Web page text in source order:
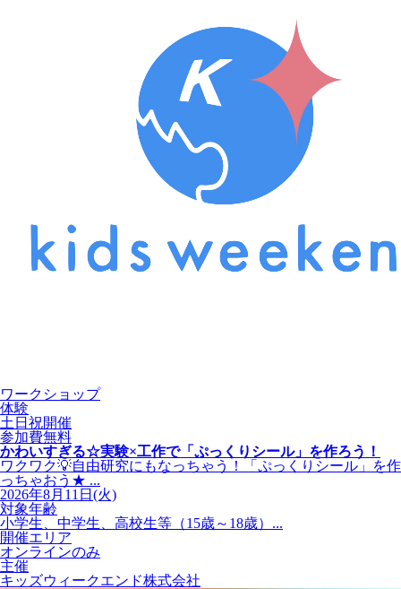
ワークショップ
体験
土日祝開催
参加費無料
かわいすぎる☆実験×工作で「ぷっくりシール」を作ろう！
ワクワク💡自由研究にもなっちゃう！「ぷっくりシール」を作
っちゃおう★ ...
2026年8月11日(火)
対象年齢
小学生、中学生、高校生等（15歳～18歳）...
開催エリア
オンラインのみ
主催
キッズウィークエンド株式会社